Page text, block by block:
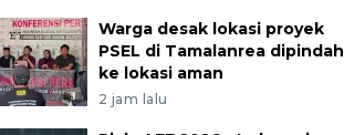
Warga desak lokasi proyek
PSEL di Tamalanrea dipindah
ke lokasi aman
2 jam lalu